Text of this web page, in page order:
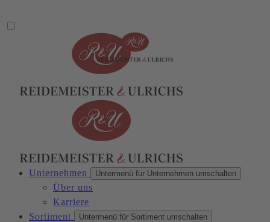
Unternehmen Untermenü für Unternehmen umschalten
Über uns
Karriere
Sortiment
Untermenü für Sortiment umschalten